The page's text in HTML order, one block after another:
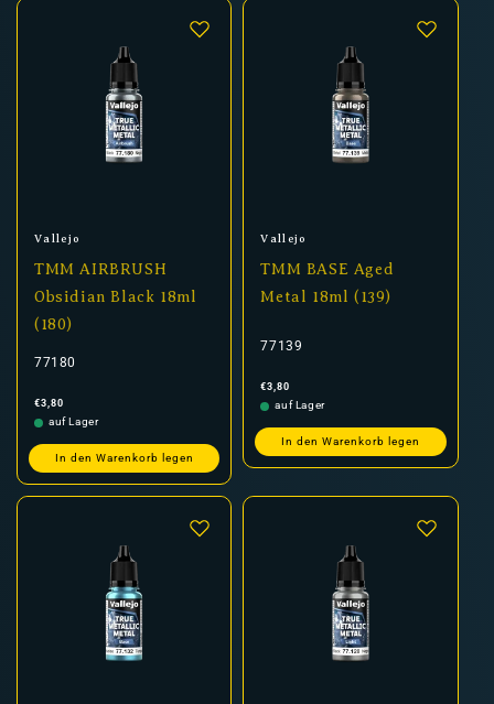
Anbieter:
Vallejo
TMM AIRBRUSH
Obsidian Black 18ml
(180)
77180
Normaler
Preis
€3,80
auf Lager
In den Warenkorb legen
Anbieter:
Vallejo
TMM BASE Aged
Metal 18ml (139)
77139
Normaler
Preis
€3,80
auf Lager
In den Warenkorb legen